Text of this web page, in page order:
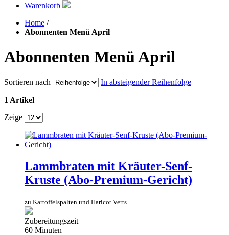
Warenkorb
Home /
Abonnenten Menü April
Abonnenten Menü April
Sortieren nach In absteigender Reihenfolge
1 Artikel
Zeige
Lammbraten mit Kräuter-Senf-
Kruste (Abo-Premium-Gericht)
zu Kartoffelspalten und Haricot Verts
Zubereitungszeit
60 Minuten